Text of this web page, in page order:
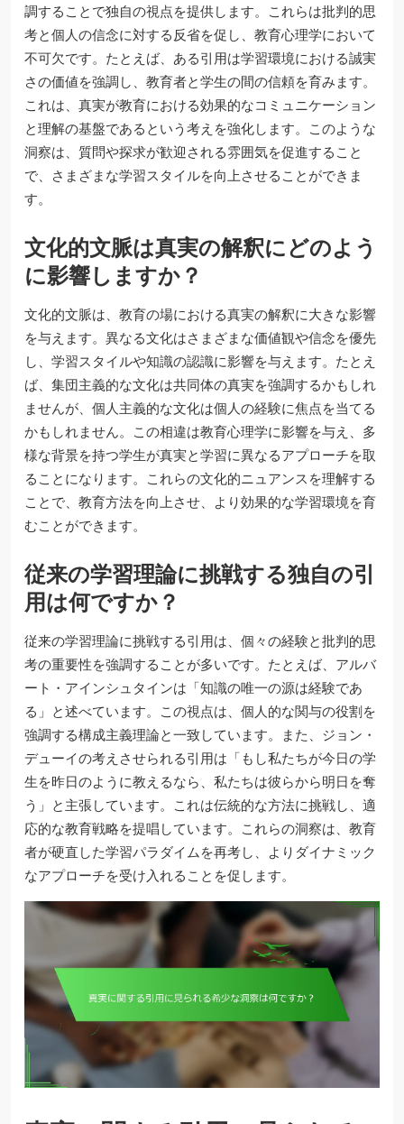
調することで独自の視点を提供します。これらは批判的思
考と個人の信念に対する反省を促し、教育心理学において
不可欠です。たとえば、ある引用は学習環境における誠実
さの価値を強調し、教育者と学生の間の信頼を育みます。
これは、真実が教育における効果的なコミュニケーション
と理解の基盤であるという考えを強化します。このような
洞察は、質問や探求が歓迎される雰囲気を促進すること
で、さまざまな学習スタイルを向上させることができま
す。
文化的文脈は真実の解釈にどのよう
に影響しますか？
文化的文脈は、教育の場における真実の解釈に大きな影響
を与えます。異なる文化はさまざまな価値観や信念を優先
し、学習スタイルや知識の認識に影響を与えます。たとえ
ば、集団主義的な文化は共同体の真実を強調するかもしれ
ませんが、個人主義的な文化は個人の経験に焦点を当てる
かもしれません。この相違は教育心理学に影響を与え、多
様な背景を持つ学生が真実と学習に異なるアプローチを取
ることになります。これらの文化的ニュアンスを理解する
ことで、教育方法を向上させ、より効果的な学習環境を育
むことができます。
従来の学習理論に挑戦する独自の引
用は何ですか？
従来の学習理論に挑戦する引用は、個々の経験と批判的思
考の重要性を強調することが多いです。たとえば、アルバ
ート・アインシュタインは「知識の唯一の源は経験であ
る」と述べています。この視点は、個人的な関与の役割を
強調する構成主義理論と一致しています。また、ジョン・
デューイの考えさせられる引用は「もし私たちが今日の学
生を昨日のように教えるなら、私たちは彼らから明日を奪
う」と主張しています。これは伝統的な方法に挑戦し、適
応的な教育戦略を提唱しています。これらの洞察は、教育
者が硬直した学習パラダイムを再考し、よりダイナミック
なアプローチを受け入れることを促します。